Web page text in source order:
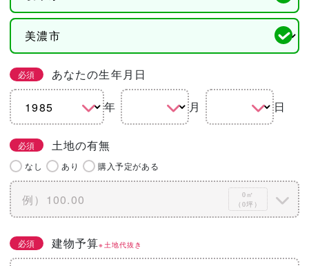
必須 あなたの生年月日
年 月 日
必須 土地の有無
なし あり 購入予定がある
0㎡
（0坪）
必須 建物予算※土地代抜き